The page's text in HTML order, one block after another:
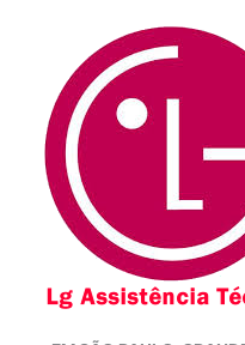
conteúdo